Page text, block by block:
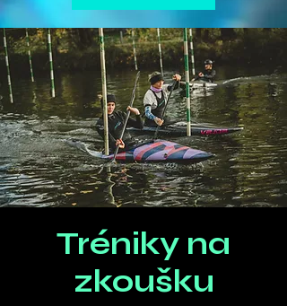
Tréniky na
zkoušku